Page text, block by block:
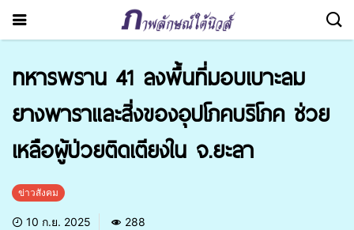
ทหารพราน 41 ลงพื้นที่มอบเบาะลม
ยางพาราและสิ่งของอุปโภคบริโภค ช่วย
เหลือผู้ป่วยติดเตียงใน จ.ยะลา
ข่าวสังคม
10 ก.ย. 2025 288